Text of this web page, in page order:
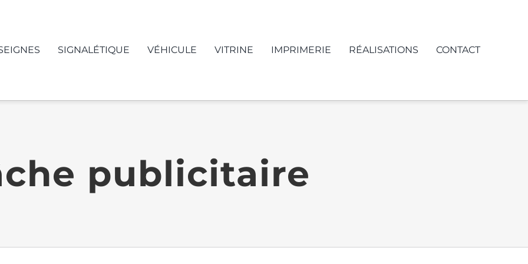
SIGNALÉTIQUE VÉHICULE VITRINE IMPRIMERIE RÉALISATIONS CONTACT
publicitaire